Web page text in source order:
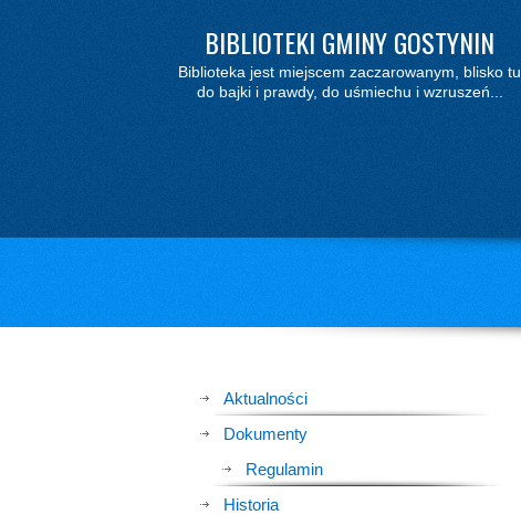
BIBLIOTEKI GMINY GOSTYNIN
Biblioteka jest miejscem zaczarowanym, blisko tu
do bajki i prawdy, do uśmiechu i wzruszeń...
Aktualności
Dokumenty
Regulamin
Historia